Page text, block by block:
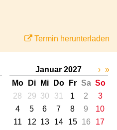
Termin herunterladen
Januar 2027
Mo
Di Mi Do Fr Sa So
28
29 30 31 1 2
3
4
5 6 7 8 9
10
11
12 13 14 15 16
17
› »